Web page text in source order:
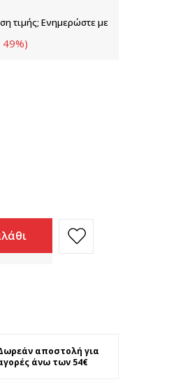
49%)
τιμής; Ενημερώστε με
αποστολή για
άνω των 54€